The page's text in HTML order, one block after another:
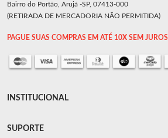
Bairro do Portão, Arujá -SP, 07413-000
(RETIRADA DE MERCADORIA NÃO PERMITIDA)
PAGUE SUAS COMPRAS EM ATÉ 10X SEM JUROS
INSTITUCIONAL
SUPORTE